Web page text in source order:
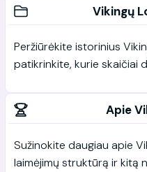
Vikingų
Peržiūrėkite istorinius
patikrinkite, kurie skaičiai
Apie
Sužinokite daugiau apie
laimėjimų struktūrą ir kitą